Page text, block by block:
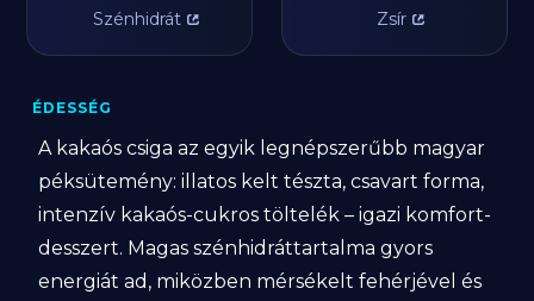
Szénhidrát Zsír
ÉDESSÉG
A kakaós csiga az egyik legnépszerűbb magyar
péksütemény: illatos kelt tészta, csavart forma,
intenzív kakaós-cukros töltelék – igazi komfort-
desszert. Magas szénhidráttartalma gyors
energiát ad, miközben mérsékelt fehérjével és